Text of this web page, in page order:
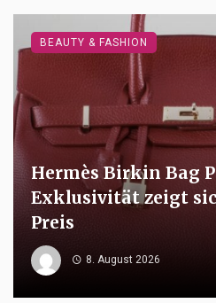
Hermès Birkin Bag
Exklusivität zeigt
Preis
8. August 2026
BEAUTY & FASHION